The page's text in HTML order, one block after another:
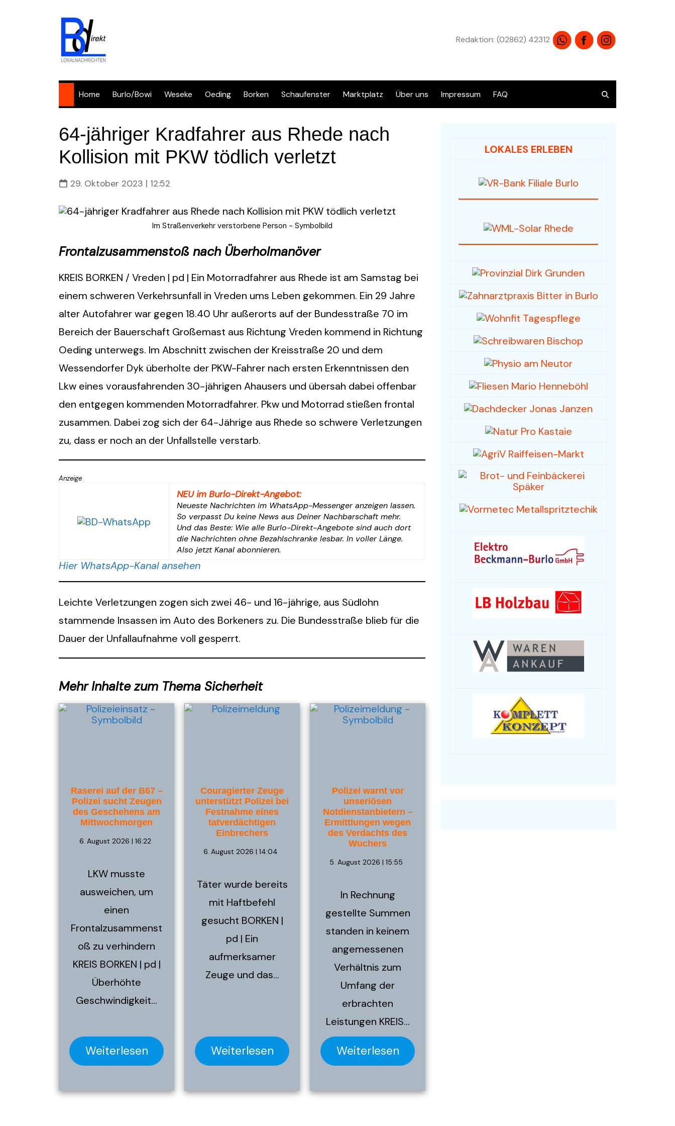
Redaktion: (02862) 42312
Home Burlo/Bowi Weseke Oeding Borken Schaufenster Marktplatz
Info & FAQ
Übersicht alle Angebote
Audio / HiFi / Electronic
Bücher / Antiquariat
Fahrzeuge / Fahrräder
Mode / Bekleidung
Hobby/Musikinstrumente
& Zubehör
Spielwaren /
Sammlerstücke
Sport, -kleidung & -
geräte
Über uns Impressum FAQ
64-jähriger Kradfahrer aus Rhede nach
Kollision mit PKW tödlich verletzt
29. Oktober 2023 | 12:52
Im Straßenverkehr verstorbene Person - Symbolbild
Frontalzusammenstoß nach Überholmanöver
KREIS BORKEN / Vreden | pd | Ein Motorradfahrer aus Rhede ist am Samstag bei
einem schweren Verkehrsunfall in Vreden ums Leben gekommen. Ein 29 Jahre
alter Autofahrer war gegen 18.40 Uhr außerorts auf der Bundesstraße 70 im
Bereich der Bauerschaft Großemast aus Richtung Vreden kommend in Richtung
Oeding unterwegs. Im Abschnitt zwischen der Kreisstraße 20 und dem
Wessendorfer Dyk überholte der PKW-Fahrer nach ersten Erkenntnissen den
Lkw eines vorausfahrenden 30-jährigen Ahausers und übersah dabei offenbar
den entgegen kommenden Motorradfahrer. Pkw und Motorrad stießen frontal
zusammen. Dabei zog sich der 64-Jährige aus Rhede so schwere Verletzungen
zu, dass er noch an der Unfallstelle verstarb.
Anzeige
NEU im Burlo-Direkt-Angebot:
Neueste Nachrichten im WhatsApp-Messenger anzeigen lassen.
So verpasst Du keine News aus Deiner Nachbarschaft mehr.
Und das Beste: Wie alle Burlo-Direkt-Angebote sind auch dort
die Nachrichten ohne Bezahlschranke lesbar. In voller Länge.
Also jetzt Kanal abonnieren.
Hier WhatsApp-Kanal ansehen
Leichte Verletzungen zogen sich zwei 46- und 16-jährige, aus Südlohn
stammende Insassen im Auto des Borkeners zu. Die Bundesstraße blieb für die
Dauer der Unfallaufnahme voll gesperrt.
Mehr Inhalte zum Thema Sicherheit
Raserei auf der B67 –
Polizei sucht Zeugen
des Geschehens am
Mittwochmorgen
6. August 2026 | 16:22
LKW musste
ausweichen, um
einen
Frontalzusammenst
oß zu verhindern
KREIS BORKEN | pd |
Überhöhte
Geschwindigkeit…
Weiterlesen
Couragierter Zeuge
unterstützt Polizei bei
Festnahme eines
tatverdächtigen
Einbrechers
6. August 2026 | 14:04
Täter wurde bereits
mit Haftbefehl
gesucht BORKEN |
pd | Ein
aufmerksamer
Zeuge und das…
Weiterlesen
Polizei warnt vor
unseriösen
Notdienstanbietern –
Ermittlungen wegen
des Verdachts des
Wuchers
5. August 2026 | 15:55
In Rechnung
gestellte Summen
standen in keinem
angemessenen
Verhältnis zum
Umfang der
erbrachten
Leistungen KREIS…
Weiterlesen
LOKALES ERLEBEN